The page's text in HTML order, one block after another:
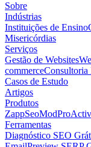
Sobre
Indústrias
Instituições de Ensino
Misericórdias
Serviços
Gestão de Websites
commerceConsultoria
Casos de Estudo
Artigos
Produtos
ZappSeoModPro
Ferramentas
Diagnóstico SEO